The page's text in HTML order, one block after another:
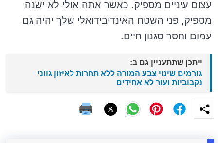
עצום עיניים מספיק. כאשר אתה אולי לא ישנה
מספיק, פני השטח האינדיבידואלי שלך יהיה גם
עמום וחסר סגנון חיים.
ייתכן שתתעניין גם ב:
גורמים שינוי צבע המורה ללא תחרות לאיזון גווני
נקבוביות ועור לא אחידים